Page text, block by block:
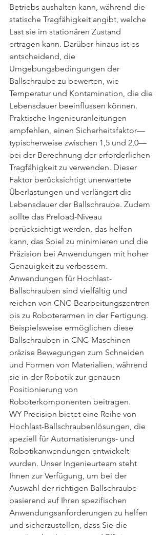
Betriebs aushalten kann, während die
statische Tragfähigkeit angibt, welche
Last sie im stationären Zustand
ertragen kann. Darüber hinaus ist es
entscheidend, die
Umgebungsbedingungen der
Ballschraube zu bewerten, wie
Temperatur und Kontamination, die die
Lebensdauer beeinflussen können.
Praktische Ingenieuranleitungen
empfehlen, einen Sicherheitsfaktor—
typischerweise zwischen 1,5 und 2,0—
bei der Berechnung der erforderlichen
Tragfähigkeit zu verwenden. Dieser
Faktor berücksichtigt unerwartete
Überlastungen und verlängert die
Lebensdauer der Ballschraube. Zudem
sollte das Preload-Niveau
berücksichtigt werden, das helfen
kann, das Spiel zu minimieren und die
Präzision bei Anwendungen mit hoher
Genauigkeit zu verbessern.
Anwendungen für Hochlast-
Ballschrauben sind vielfältig und
reichen von CNC-Bearbeitungszentren
bis zu Roboterarmen in der Fertigung.
Beispielsweise ermöglichen diese
Ballschrauben in CNC-Maschinen
präzise Bewegungen zum Schneiden
und Formen von Materialien, während
sie in der Robotik zur genauen
Positionierung von
Roboterkomponenten beitragen.
WY Precision bietet eine Reihe von
Hochlast-Ballschraubenlösungen, die
speziell für Automatisierungs- und
Robotikanwendungen entwickelt
wurden. Unser Ingenieurteam steht
Ihnen zur Verfügung, um bei der
Auswahl der richtigen Ballschraube
basierend auf Ihren spezifischen
Anwendungsanforderungen zu helfen
und sicherzustellen, dass Sie die